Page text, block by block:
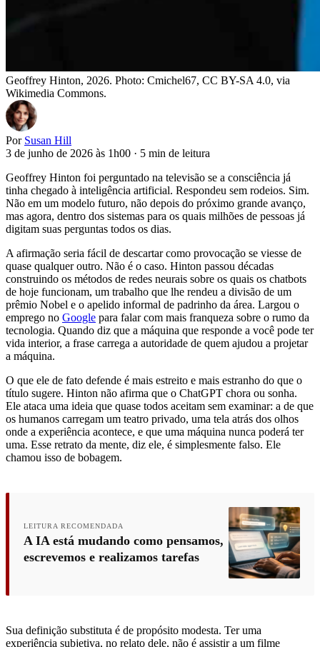
Geoffrey Hinton, 2026. Photo: Cmichel67, CC BY-SA 4.0, via
Wikimedia Commons.
Por Susan Hill
3 de junho de 2026 às 1h00 · 5 min de leitura
Geoffrey Hinton foi perguntado na televisão se a consciência já
tinha chegado à inteligência artificial. Respondeu sem rodeios. Sim.
Não em um modelo futuro, não depois do próximo grande avanço,
mas agora, dentro dos sistemas para os quais milhões de pessoas já
digitam suas perguntas todos os dias.
A afirmação seria fácil de descartar como provocação se viesse de
quase qualquer outro. Não é o caso. Hinton passou décadas
construindo os métodos de redes neurais sobre os quais os chatbots
de hoje funcionam, um trabalho que lhe rendeu a divisão de um
prêmio Nobel e o apelido informal de padrinho da área. Largou o
emprego no Google para falar com mais franqueza sobre o rumo da
tecnologia. Quando diz que a máquina que responde a você pode ter
vida interior, a frase carrega a autoridade de quem ajudou a projetar
a máquina.
O que ele de fato defende é mais estreito e mais estranho do que o
título sugere. Hinton não afirma que o ChatGPT chora ou sonha.
Ele ataca uma ideia que quase todos aceitam sem examinar: a de que
os humanos carregam um teatro privado, uma tela atrás dos olhos
onde a experiência acontece, e que uma máquina nunca poderá ter
uma. Esse retrato da mente, diz ele, é simplesmente falso. Ele
chamou isso de bobagem.
LEITURA RECOMENDADA
A IA está mudando como pensamos,
escrevemos e realizamos tarefas
Sua definição substituta é de propósito modesta. Ter uma
experiência subjetiva, no relato dele, não é assistir a um filme